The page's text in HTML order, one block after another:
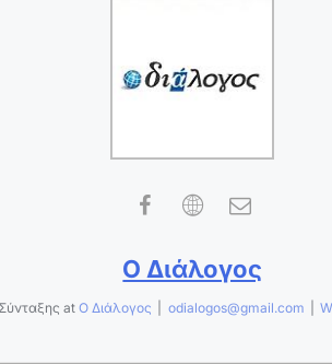
Ο Διάλογος
at Ο Διάλογος odialogos@gmail.com